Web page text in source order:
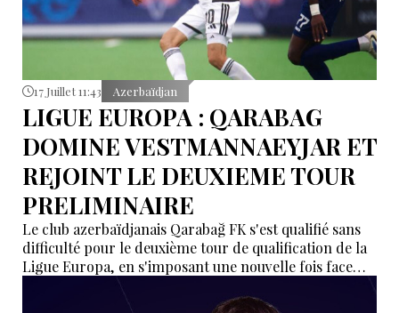
17 Juillet 11:43 Azerbaïdjan
LIGUE EUROPA : QARABAG
DOMINE VESTMANNAEYJAR ET
REJOINT LE DEUXIEME TOUR
PRELIMINAIRE
Le club azerbaïdjanais Qarabağ FK s'est qualifié sans
difficulté pour le deuxième tour de qualification de la
Ligue Europa, en s'imposant une nouvelle fois face